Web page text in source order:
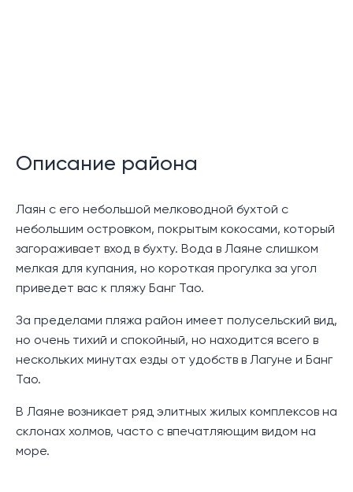
Комплекс Victory Villas Layan, созданный успешным
стильно оформленные виллы с бассейном,
расположенные в развивающемся северо-
восточном районе Лаян, недалеко от тихого
района Таланг. Этот проект находится в нескольких
минутах езды от комплекса Laguna Phuket и
живописных пляжей Бангтао и Лаян.
Этот проект включает в себя 40 двухэтажных вилл,
каждая из которых демонстрирует
ультрасовременный дизайн. На первом этаже есть
гараж на две машины, дополнительная кухня с
Описание района
Лаян с его небольшой мелководной бухтой с
небольшим островком, покрытым кокосами, который
загораживает вход в бухту. Вода в Лаяне слишком
мелкая для купания, но короткая прогулка за угол
приведет вас к пляжу Банг Тао.
За пределами пляжа район имеет полусельский вид,
но очень тихий и спокойный, но находится всего в
нескольких минутах езды от удобств в Лагуне и Банг
Тао.
В Лаяне возникает ряд элитных жилых комплексов на
склонах холмов, часто с впечатляющим видом на
море.